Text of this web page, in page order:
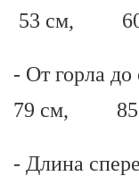
53 см, 60
- От
79 см, 85
- Длина